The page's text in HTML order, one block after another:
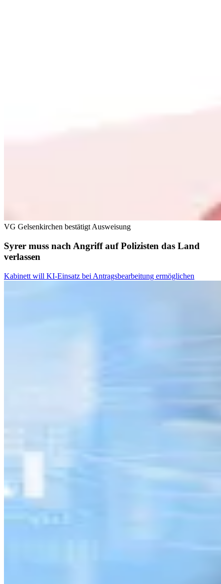
VG Gelsenkirchen bestätigt Ausweisung
Syrer muss nach Angriff auf Polizisten das Land
verlassen
Kabinett will KI-Einsatz bei Antragsbearbeitung ermöglichen